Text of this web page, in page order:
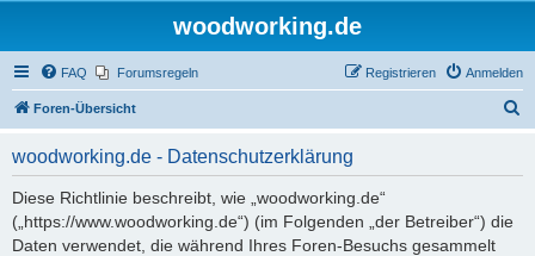
woodworking.de
FAQ Forumsregeln Anmelden
Registrieren
Foren-Übersicht
woodworking.de - Datenschutzerklärung
Diese Richtlinie beschreibt, wie „woodworking.de“
(„https://www.woodworking.de“) (im Folgenden „der Betreiber“) die
Daten verwendet, die während Ihres Foren-Besuchs gesammelt